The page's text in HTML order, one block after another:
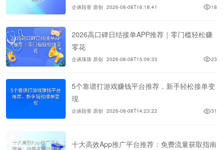
企谈段誉 原创 2026-08-08T16:18:41 18
2026高口碑日结接单APP推荐｜零门槛轻松赚
零花
企谈珠珠 原创 2026-08-08T15:09:33 23
5个靠谱打游戏赚钱平台推荐，新手轻松接单变
现
企谈段誉 原创 2026-08-08T14:23:22 31
十大高效App推广平台推荐：免费流量获取指南